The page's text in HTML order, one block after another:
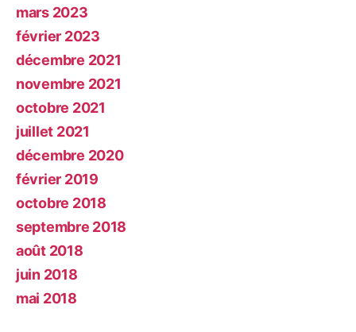
mars 2023
février 2023
décembre 2021
novembre 2021
octobre 2021
juillet 2021
décembre 2020
février 2019
octobre 2018
septembre 2018
août 2018
juin 2018
mai 2018